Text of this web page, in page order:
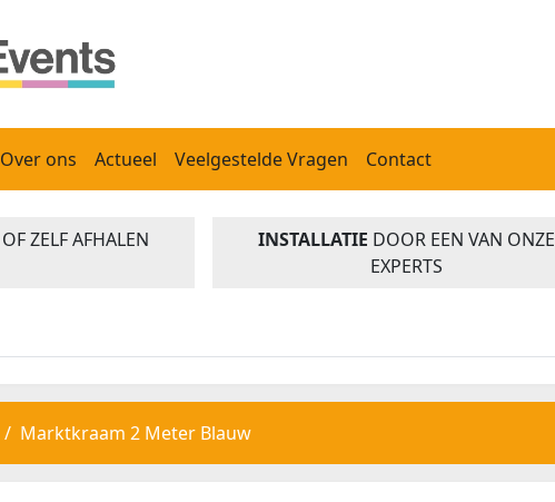
Over ons Actueel Veelgestelde Vragen Contact
OF ZELF AFHALEN INSTALLATIE DOOR EEN VAN ONZE
EXPERTS
Marktkraam 2 Meter Blauw